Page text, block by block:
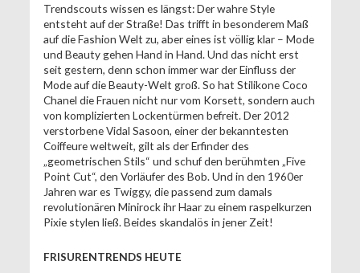
Trendscouts wissen es längst: Der wahre Style
entsteht auf der Straße! Das trifft in besonderem Maß
auf die Fashion Welt zu, aber eines ist völlig klar – Mode
und Beauty gehen Hand in Hand. Und das nicht erst
seit gestern, denn schon immer war der Einfluss der
Mode auf die Beauty-Welt groß. So hat Stilikone Coco
Chanel die Frauen nicht nur vom Korsett, sondern auch
von komplizierten Lockentürmen befreit. Der 2012
verstorbene Vidal Sasoon, einer der bekanntesten
Coiffeure weltweit, gilt als der Erfinder des
„geometrischen Stils“ und schuf den berühmten „Five
Point Cut“, den Vorläufer des Bob. Und in den 1960er
Jahren war es Twiggy, die passend zum damals
revolutionären Minirock ihr Haar zu einem raspelkurzen
Pixie stylen ließ. Beides skandalös in jener Zeit!
FRISURENTRENDS HEUTE